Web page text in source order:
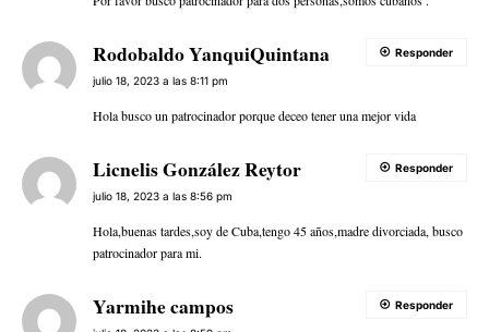
Rodobaldo YanquiQuintana
julio 18, 2023 a las 8:11 pm
Hola busco un patrocinador porque deceo tener una mejor vida
Responder
Licnelis González Reytor
julio 18, 2023 a las 8:56 pm
Hola,buenas tardes,soy de Cuba,tengo 45 años,madre divorciada, busco
patrocinador para mi.
Responder
Yarmihe campos Responder